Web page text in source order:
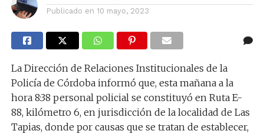
Publicado en 10 mayo, 2023
La Dirección de Relaciones Institucionales de la
Policía de Córdoba informó que, esta mañana a la
hora 8:38 personal policial se constituyó en Ruta E-
88, kilómetro 6, en jurisdicción de la localidad de Las
Tapias, donde por causas que se tratan de establecer,